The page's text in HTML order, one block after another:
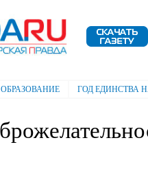
ОБРАЗОВАНИЕ ГОД ЕДИНСТВА